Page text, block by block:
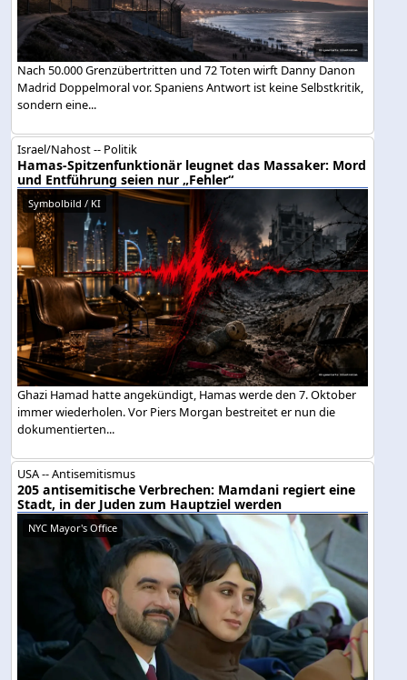
Nach 50.000 Grenzübertritten und 72 Toten wirft Danny Danon
Madrid Doppelmoral vor. Spaniens Antwort ist keine Selbstkritik,
sondern eine...
Israel/Nahost -- Politik
Hamas-Spitzenfunktionär leugnet das Massaker: Mord
und Entführung seien nur „Fehler“
Symbolbild / KI
Ghazi Hamad hatte angekündigt, Hamas werde den 7. Oktober
immer wiederholen. Vor Piers Morgan bestreitet er nun die
dokumentierten...
USA -- Antisemitismus
205 antisemitische Verbrechen: Mamdani regiert eine
Stadt, in der Juden zum Hauptziel werden
NYC Mayor's Office